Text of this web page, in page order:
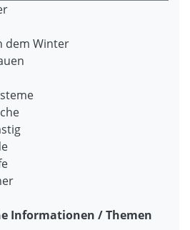
dem Winter
Informationen / Themen